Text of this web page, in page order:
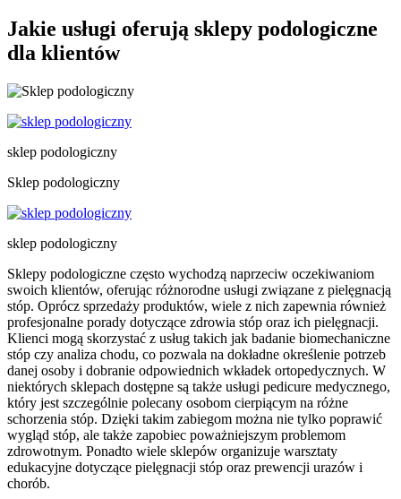
Jakie usługi oferują sklepy podologiczne
dla klientów
sklep podologiczny
Sklep podologiczny
sklep podologiczny
Sklepy podologiczne często wychodzą naprzeciw oczekiwaniom
swoich klientów, oferując różnorodne usługi związane z pielęgnacją
stóp. Oprócz sprzedaży produktów, wiele z nich zapewnia również
profesjonalne porady dotyczące zdrowia stóp oraz ich pielęgnacji.
Klienci mogą skorzystać z usług takich jak badanie biomechaniczne
stóp czy analiza chodu, co pozwala na dokładne określenie potrzeb
danej osoby i dobranie odpowiednich wkładek ortopedycznych. W
niektórych sklepach dostępne są także usługi pedicure medycznego,
który jest szczególnie polecany osobom cierpiącym na różne
schorzenia stóp. Dzięki takim zabiegom można nie tylko poprawić
wygląd stóp, ale także zapobiec poważniejszym problemom
zdrowotnym. Ponadto wiele sklepów organizuje warsztaty
edukacyjne dotyczące pielęgnacji stóp oraz prewencji urazów i
chorób.